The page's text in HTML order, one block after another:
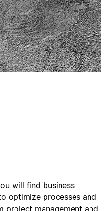
will find business
optimize processes and
project management and